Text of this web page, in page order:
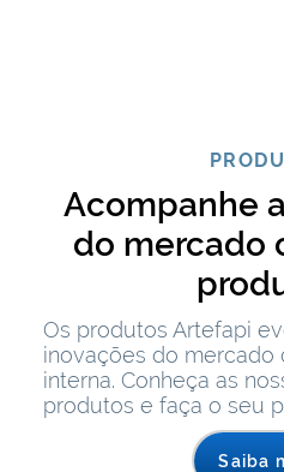
Acompanhe
do mercado
Os produtos Artefapi
inovações do mercado
interna. Conheça as
produtos e faça o seu
Saiba